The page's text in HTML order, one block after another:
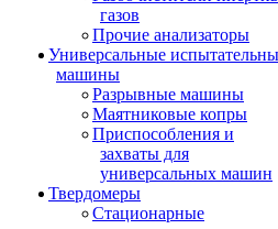
газов
Прочие анализаторы
Универсальные
машины
Разрывные машины
Маятниковые копры
Приспособления и
захваты для
универсальных машин
Твердомеры
Стационарные